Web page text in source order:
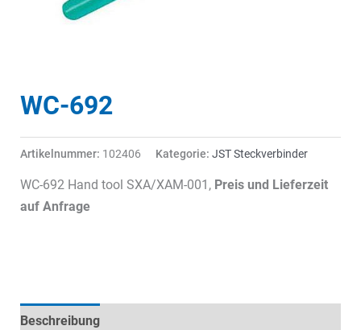
WC-692
Artikelnummer: 102406 Kategorie: JST Steckverbinder
WC-692 Hand tool SXA/XAM-001, Preis und Lieferzeit
auf Anfrage
Beschreibung